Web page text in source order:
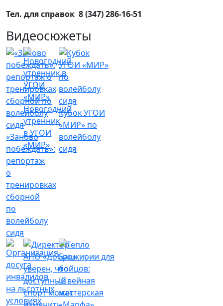
Тел. для справок 8 (347) 286-16-51
Видеосюжеты
«Заново
побеждать»:
репортаж
о
тренировках
сборной
по
волейболу
сидя
Новогодний
утренник
в УГОИ
«МИР»
Кубок УГОИ
«МИР» по
волейболу
сидя